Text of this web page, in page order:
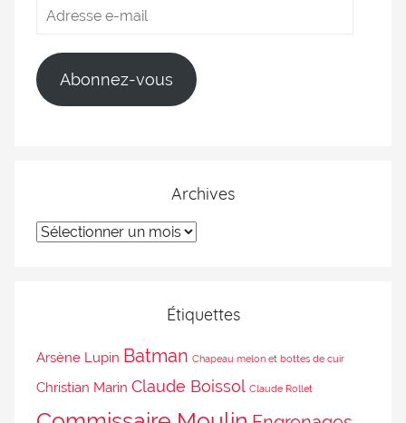
Abonnez-vous
Archives
Étiquettes
Arsène Lupin Batman Chapeau melon et bottes de cuir
Christian Marin Claude Boissol Claude Rollet